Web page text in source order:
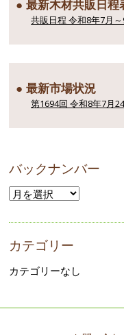
● 最新木材共販日程
共販日程 令和8年7月～
● 最新市場状況
第1694回 令和8年7月
バックナンバー
カテゴリー
カテゴリーなし